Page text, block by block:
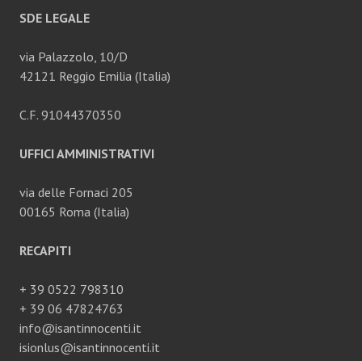
SDE LEGALE
via Palazzolo, 10/D
42121 Reggio Emilia (Italia)
C.F. 91044370350
UFFICI AMMINISTRATIVI
via delle Fornaci 205
00165 Roma (Italia)
RECAPITI
+ 39 0522 798310
+ 39 06 47824763
info@isantinnocenti.it
isionlus@isantinnocenti.it